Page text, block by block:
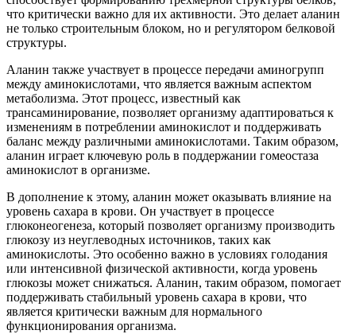
что критически важно для их активности. Это делает аланин
не только строительным блоком, но и регулятором белковой
структуры.
Аланин также участвует в процессе передачи аминогрупп
между аминокислотами, что является важным аспектом
метаболизма. Этот процесс, известный как
трансаминирование, позволяет организму адаптироваться к
изменениям в потреблении аминокислот и поддерживать
баланс между различными аминокислотами. Таким образом,
аланин играет ключевую роль в поддержании гомеостаза
аминокислот в организме.
В дополнение к этому, аланин может оказывать влияние на
уровень сахара в крови. Он участвует в процессе
глюконеогенеза, который позволяет организму производить
глюкозу из неуглеводных источников, таких как
аминокислоты. Это особенно важно в условиях голодания
или интенсивной физической активности, когда уровень
глюкозы может снижаться. Аланин, таким образом, помогает
поддерживать стабильный уровень сахара в крови, что
является критически важным для нормального
функционирования организма.